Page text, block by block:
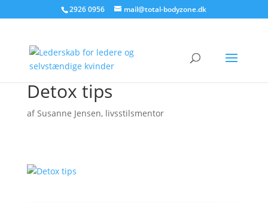
2926 0956 mail@total-bodyzone.dk
Detox tips
afSusanne Jensen, livsstilsmentor